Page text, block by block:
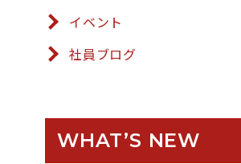
イベント
社員ブログ
WHAT’S NEW